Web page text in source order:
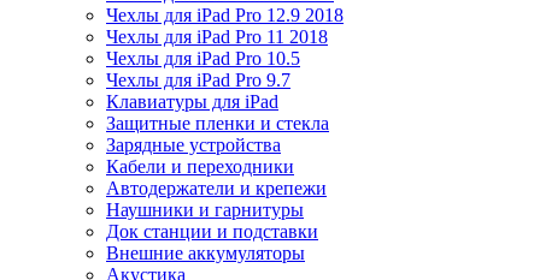
Чехлы для iPad Pro 12.9 2018
Чехлы для iPad Pro 11 2018
Чехлы для iPad Pro 10.5
Чехлы для iPad Pro 9.7
Клавиатуры для iPad
Защитные пленки и стекла
Зарядные устройства
Кабели и переходники
Автодержатели и крепежи
Наушники и гарнитуры
Док станции и подставки
Внешние аккумуляторы
Акустика